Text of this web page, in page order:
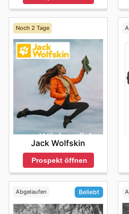
garantiert authentischen
lädt alle Sportbegeisterten
Angebote online zu erkunden und
Neuzugänge sowie zeitlich
Laufenden zu halten.
Finden Sie Ihre Lieblingsmarken
entdecken Sie heute noch die
Noch 2 Tage
Jack Wolfskin
Prospekt öffnen
Abgelaufen Beliebt